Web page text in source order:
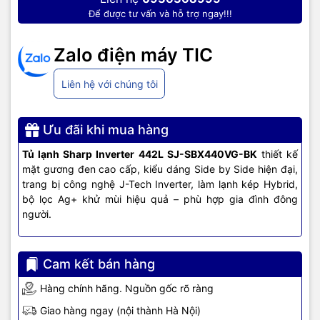
Để được tư vấn và hỗ trợ ngay!!!
Zalo điện máy TIC
Liên hệ với chúng tôi
Ưu đãi khi mua hàng
Tủ lạnh Sharp Inverter 442L SJ-SBX440VG-BK thiết kế
mặt gương đen cao cấp, kiểu dáng Side by Side hiện đại,
trang bị công nghệ J-Tech Inverter, làm lạnh kép Hybrid,
bộ lọc Ag+ khử mùi hiệu quả – phù hợp gia đình đông
người.
Cam kết bán hàng
Hàng chính hãng. Nguồn gốc rõ ràng
Giao hàng ngay (nội thành Hà Nội)
J-Tech Inverter – Vận hành êm ái, tiết kiệm điện vượt trội
Máy nén biến tần tự động điều chỉnh công suất phù hợp, giúp
⚡Làm lạnh kép Hybrid Cooling – Bảo quản đều và ổn định mọi
Giữ thực phẩm tươi lâu, giảm mất nước và tránh hiện tượng đông
Bộ lọc Ag+ Nano – Kháng khuẩn, khử mùi mạnh mẽ
Loại bỏ vi khuẩn và mùi hôi khó chịu, tạo môi trường bảo quản
sạch sẽ.
Bảng điều khiển cảm ứng bên ngoài – Tiện lợi, hiện đại
Điều chỉnh nhiệt độ hoặc kích hoạt chế độ nhanh chóng mà không
cần mở cửa.
🍃Chế độ Extra Eco – Tự động tối ưu tiết kiệm điện trong thời
gian ít sử dụng
Phù hợp cho ban đêm hoặc khi vắng nhà dài ngày.